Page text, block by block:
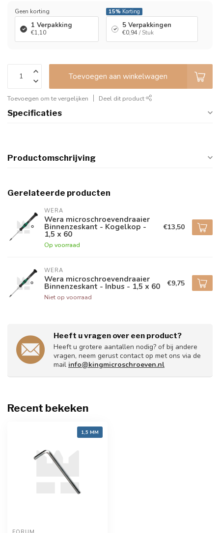
Geen korting
1 Verpakking
€1,10
15% Korting
5 Verpakkingen
€0,94/ Stuk
Toevoegen aan winkelwagen
Toevoegen om te vergelijken Deel dit product
Specificaties
Productomschrijving
Gerelateerde producten
WERA
Wera microschroevendraaier
Binnenzeskant - Kogelkop -
1,5 x 60
Op voorraad
€13,50
WERA
Wera microschroevendraaier
Binnenzeskant - Inbus - 1,5 x 60
Niet op voorraad
€9,75
Heeft u vragen over een product?
Heeft u grotere aantallen nodig? of bij andere
vragen, neem gerust contact op met ons via de
mail info@kingmicroschroeven.nl
Recent bekeken
1,5 MM